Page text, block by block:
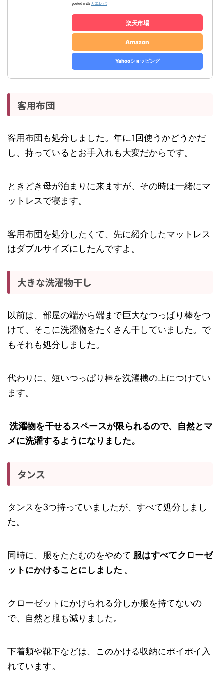
posted with カエレバ
楽天市場
Amazon
Yahooショッピング
客用布団
客用布団も処分しました。年に1回使うかどうかだ
し、持っているとお手入れも大変だからです。
ときどき母が泊まりに来ますが、その時は一緒にマ
ットレスで寝ます。
客用布団を処分したくて、先に紹介したマットレス
はダブルサイズにしたんですよ。
大きな洗濯物干し
以前は、部屋の端から端まで巨大なつっぱり棒をつ
けて、そこに洗濯物をたくさん干していました。で
もそれも処分しました。
代わりに、短いつっぱり棒を洗濯機の上につけてい
ます。
洗濯物を干せるスペースが限られるので、自然とマ
メに洗濯するようになりました。
タンス
タンスを3つ持っていましたが、すべて処分しまし
た。
同時に、服をたたむのをやめて 服はすべてクローゼ
ットにかけることにしました 。
クローゼットにかけられる分しか服を持てないの
で、自然と服も減りました。
下着類や靴下などは、このかける収納にポイポイ入
れています。